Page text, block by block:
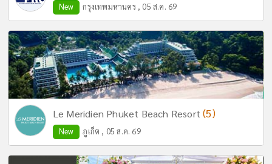
New กรุงเทพมหานคร , 05 ส.ค. 69
Le Meridien Phuket Beach Resort(5)
New ภูเก็ต , 05 ส.ค. 69